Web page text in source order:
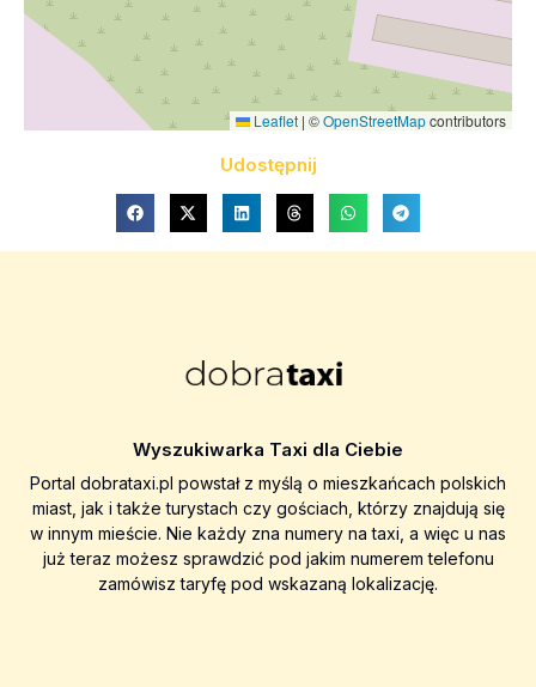
Leaflet | ©OpenStreetMapcontributors
Udostępnij
Wyszukiwarka Taxi dla Ciebie
Portal dobrataxi.pl powstał z myślą o mieszkańcach polskich
miast, jak i także turystach czy gościach, którzy znajdują się
w innym mieście. Nie każdy zna numery na taxi, a więc u nas
już teraz możesz sprawdzić pod jakim numerem telefonu
zamówisz taryfę pod wskazaną lokalizację.